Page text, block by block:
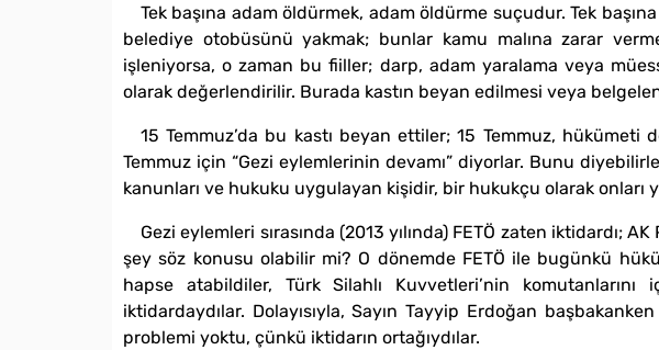
Tek başına adam öldürmek, adam öldürme suçudur. Tek
belediye otobüsünü yakmak; bunlar kamu malına zarar
işleniyorsa, o zaman bu fiiller; darp, adam yaralama veya
olarak değerlendirilir. Burada kastın beyan edilmesi veya
15 Temmuz’da bu kastı beyan ettiler; 15 Temmuz,
Temmuz için “Gezi eylemlerinin devamı” diyorlar. Bunu
kanunları ve hukuku uygulayan kişidir, bir hukukçu olarak onları
Gezi eylemleri sırasında (2013 yılında) FETÖ zaten iktidardı;
şey söz konusu olabilir mi? O dönemde FETÖ ile bugünkü
hapse atabildiler, Türk Silahlı Kuvvetleri’nin
iktidardaydılar. Dolayısıyla, Sayın Tayyip Erdoğan
problemi yoktu, çünkü iktidarın ortağıydılar.